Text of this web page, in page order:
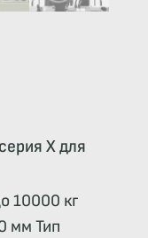
X для
10000 кг
мм Тип